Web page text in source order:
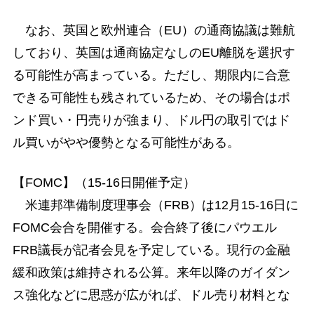
なお、英国と欧州連合（EU）の通商協議は難航
しており、英国は通商協定なしのEU離脱を選択す
る可能性が高まっている。ただし、期限内に合意
できる可能性も残されているため、その場合はポ
ンド買い・円売りが強まり、ドル円の取引ではド
ル買いがやや優勢となる可能性がある。
【FOMC】（15-16日開催予定）
米連邦準備制度理事会（FRB）は12月15-16日に
FOMC会合を開催する。会合終了後にパウエル
FRB議長が記者会見を予定している。現行の金融
緩和政策は維持される公算。来年以降のガイダン
ス強化などに思惑が広がれば、ドル売り材料とな